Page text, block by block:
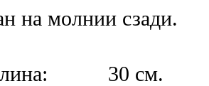
на молнии сзади.
30 см.